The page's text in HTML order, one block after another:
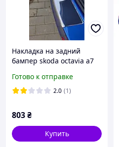
Накладка на задний
бампер skoda octavia a7
(2011- .), с загибом
Готово к отправке
2.0 (1)
803₴
Купить